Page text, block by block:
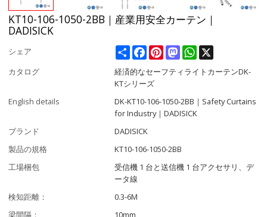
KT10-106-1050-2BB｜産業用安全カーテン｜
DADISICK
シェア ShareFacebookPinterestMastodonWhatsApp
カタログ
経済的なセーフティライトカーテンDK-
KTシリーズ
English details
DK-KT10-106-1050-2BB｜Safety Curtains
for Industry｜DADISICK
ブランド
DADISICK
製品の規格
KT10-106-1050-2BB
工場梱包
受信機 1 台と送信機 1 台アクセサリ、デ
ータ線
検知距離：
0.3-6M
梁間隔：
10mm